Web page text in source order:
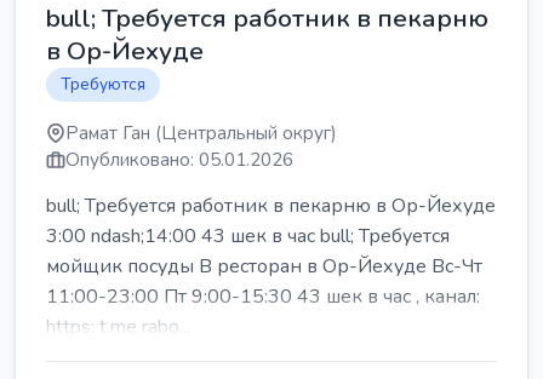
bull; Требуется работник в пекарню
в Ор-Йехуде
Требуются
Рамат Ган (Центральный округ)
Опубликовано: 05.01.2026
bull; Требуется работник в пекарню в Ор-Йехуде
3:00 ndash;14:00 43 шек в час bull; Требуется
мойщик посуды В ресторан в Ор-Йехуде Вс-Чт
11:00-23:00 Пт 9:00-15:30 43 шек в час , канал:
https: t.me rabo...